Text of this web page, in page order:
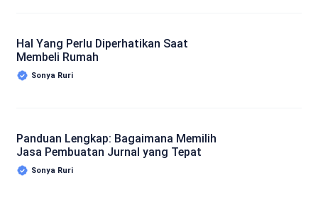
Hal Yang Perlu Diperhatikan Saat
Membeli Rumah
Sonya Ruri
Panduan Lengkap: Bagaimana Memilih
Jasa Pembuatan Jurnal yang Tepat
Sonya Ruri